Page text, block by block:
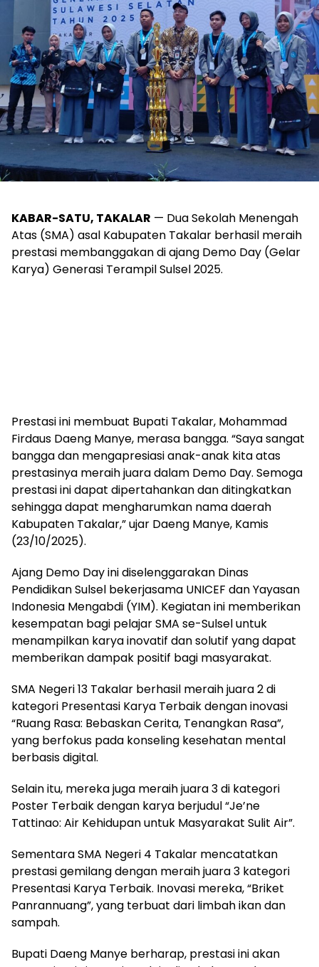
KABAR-SATU, TAKALAR — Dua Sekolah Menengah
Atas (SMA) asal Kabupaten Takalar berhasil meraih
prestasi membanggakan di ajang Demo Day (Gelar
Karya) Generasi Terampil Sulsel 2025.
Prestasi ini membuat Bupati Takalar, Mohammad
Firdaus Daeng Manye, merasa bangga. “Saya sangat
bangga dan mengapresiasi anak-anak kita atas
prestasinya meraih juara dalam Demo Day. Semoga
prestasi ini dapat dipertahankan dan ditingkatkan
sehingga dapat mengharumkan nama daerah
Kabupaten Takalar,” ujar Daeng Manye, Kamis
(23/10/2025).
Ajang Demo Day ini diselenggarakan Dinas
Pendidikan Sulsel bekerjasama UNICEF dan Yayasan
Indonesia Mengabdi (YIM). Kegiatan ini memberikan
kesempatan bagi pelajar SMA se-Sulsel untuk
menampilkan karya inovatif dan solutif yang dapat
memberikan dampak positif bagi masyarakat.
SMA Negeri 13 Takalar berhasil meraih juara 2 di
kategori Presentasi Karya Terbaik dengan inovasi
“Ruang Rasa: Bebaskan Cerita, Tenangkan Rasa”,
yang berfokus pada konseling kesehatan mental
berbasis digital.
Selain itu, mereka juga meraih juara 3 di kategori
Poster Terbaik dengan karya berjudul “Je’ne
Tattinao: Air Kehidupan untuk Masyarakat Sulit Air”.
Sementara SMA Negeri 4 Takalar mencatatkan
prestasi gemilang dengan meraih juara 3 kategori
Presentasi Karya Terbaik. Inovasi mereka, “Briket
Panrannuang”, yang terbuat dari limbah ikan dan
sampah.
Bupati Daeng Manye berharap, prestasi ini akan